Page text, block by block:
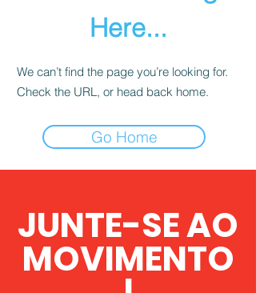
Here...
We can’t find the page you’re looking for.
Check the URL, or head back home.
Go Home
JUNTE-SE AO
MOVIMENTO